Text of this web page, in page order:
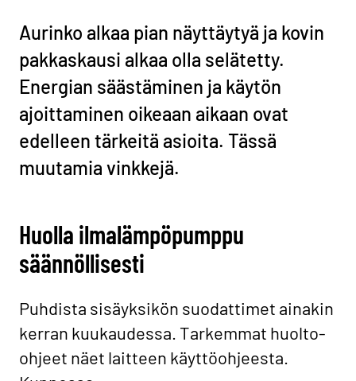
Aurinko alkaa pian näyttäytyä ja kovin
pakkaskausi alkaa olla selätetty.
Energian säästäminen ja käytön
ajoittaminen oikeaan aikaan ovat
edelleen tärkeitä asioita. Tässä
muutamia vinkkejä.
Huolla ilmalämpöpumppu
säännöllisesti
Puhdista sisäyksikön suodattimet ainakin
kerran kuukaudessa. Tarkemmat huolto-
ohjeet näet laitteen käyttöohjeesta.